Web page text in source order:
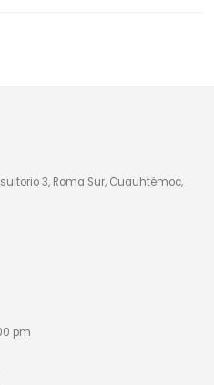
3, Roma Sur, Cuauhtémoc,
pm